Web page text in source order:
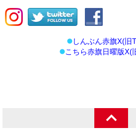
しんぶん赤旗X(旧
こちら赤旗日曜版X(